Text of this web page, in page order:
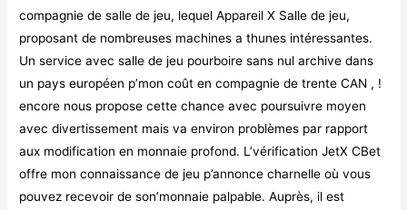
compagnie de salle de jeu, lequel Appareil X Salle de jeu,
proposant de nombreuses machines a thunes intéressantes.
Un service avec salle de jeu pourboire sans nul archive dans
un pays européen p’mon coût en compagnie de trente CAN , !
encore nous propose cette chance avec poursuivre moyen
avec divertissement mais va environ problèmes par rapport
aux modification en monnaie profond. L’vérification JetX CBet
offre mon connaissance de jeu p’annonce charnelle où vous
pouvez recevoir de son’monnaie palpable. Auprès, il est